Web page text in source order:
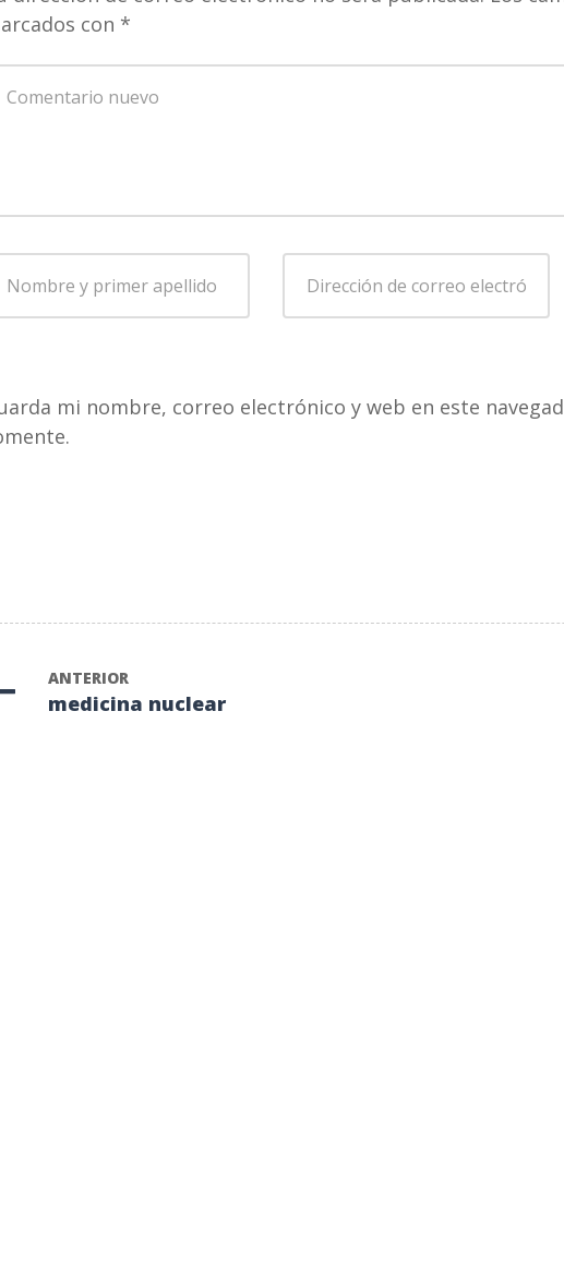
con *
*
correo
mi nombre, correo electrónico y web en este
ANTERIOR
medicina nuclear